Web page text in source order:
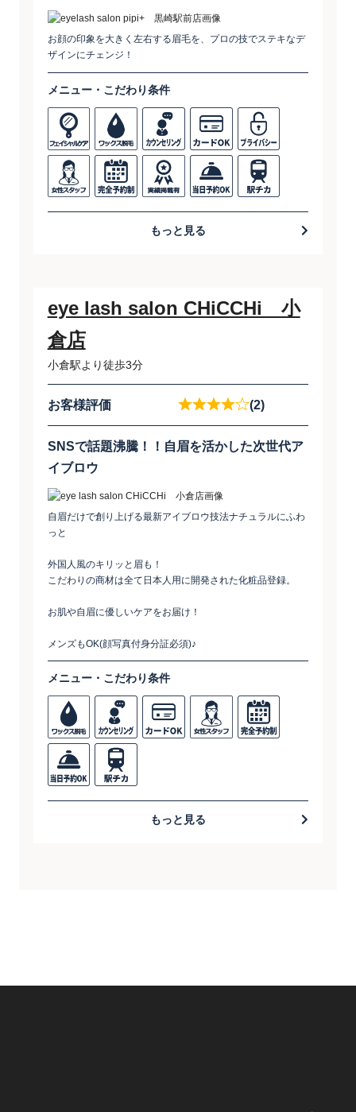
お顔の印象を大きく左右する眉毛を、プロの技でステキなデ
ザインにチェンジ！
メニュー・こだわり条件
もっと見る
eye lash salon CHiCCHi 小
倉店
小倉駅より徒歩3分
お客様評価 (2)
SNSで話題沸騰！！自眉を活かした次世代ア
イブロウ
自眉だけで創り上げる最新アイブロウ技法ナチュラルにふわ
っと
外国人風のキリッと眉も！
こだわりの商材は全て日本人用に開発された化粧品登録。
お肌や自眉に優しいケアをお届け！
メンズもOK(顔写真付身分証必須)♪
メニュー・こだわり条件
もっと見る